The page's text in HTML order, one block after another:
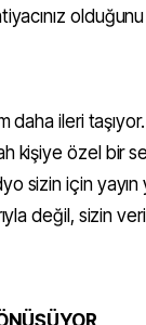
daha ileri
kişiye özel bir
sizin için
değil, sizin